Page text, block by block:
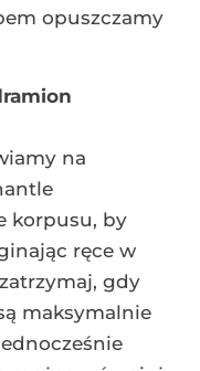
opuszczamy
na
korpusu, by
ręce w
gdy
maksymalnie